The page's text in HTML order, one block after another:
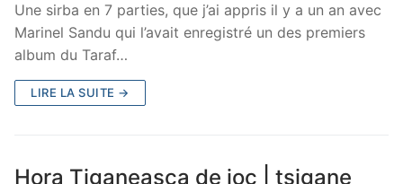
Une sirba en 7 parties, que j’ai appris il y a un an avec
Marinel Sandu qui l’avait enregistré un des premiers
album du Taraf…
LIRE LA SUITE →
Hora Tiganeasca de joc | tsigane